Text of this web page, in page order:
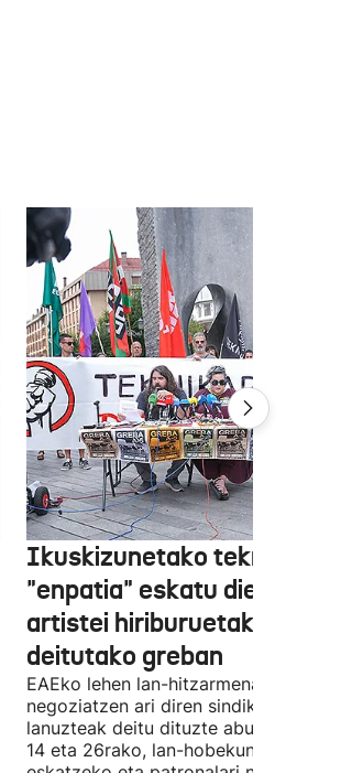
Ikuskizunetako teknikariek
"enpatia" eskatu diete
artistei hiriburuetako
deitutako greban
EAEko lehen lan-hitzarmena
negoziatzen ari diren sindikatuek
lanuzteak deitu dituzte abuztuaren 5,
14 eta 26rako, lan-hobekuntzak